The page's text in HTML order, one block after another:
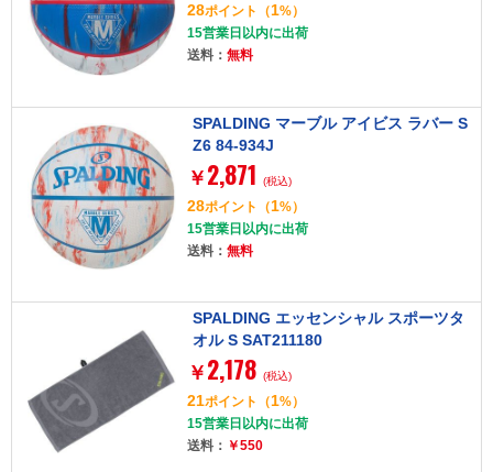
28ポイント （1%）
15営業日以内に出荷
送料： 無料
SPALDING マーブル アイビス ラバー S
Z6 84-934J
￥ 2,871 (税込)
28ポイント （1%）
15営業日以内に出荷
送料： 無料
SPALDING エッセンシャル スポーツタ
オル S SAT211180
￥ 2,178 (税込)
21ポイント （1%）
15営業日以内に出荷
送料： ￥550